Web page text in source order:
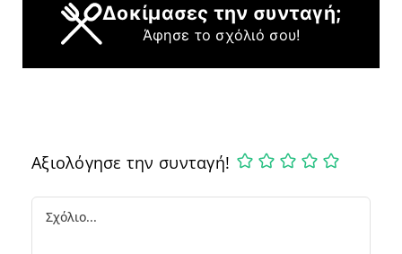
Δοκίμασες την συνταγή;
Άφησε το σχόλιό σου!
Αξιολόγησε την συνταγή!
Comment